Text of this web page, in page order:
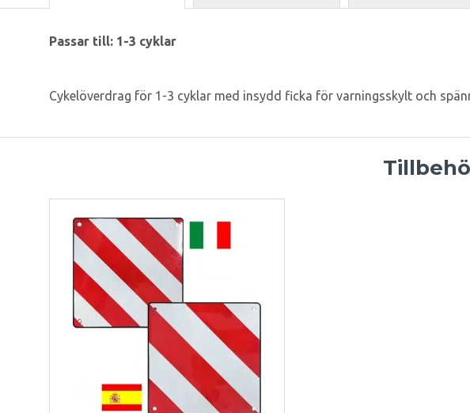
Passar till: 1-3 cyklar
Cykelöverdrag för 1-3 cyklar med insydd ficka för varningsskylt och